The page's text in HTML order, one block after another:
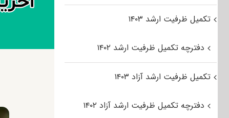
تکمیل ظرفیت ارشد ۱۴۰۳
دفترچه تکمیل ظرفیت ارشد ۱۴۰۲
تکمیل ظرفیت ارشد آزاد ۱۴۰۳
دفترچه تکمیل ظرفیت ارشد آزاد ۱۴۰۲